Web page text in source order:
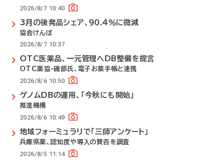
2026/8/7 10:40
3月の後発品シェア、90.4％に微減
協会けんぽ
2026/8/7 10:37
OTC医薬品、一元管理へDB整備を提言
OTC薬協・磯部氏、電子お薬手帳と連携
2026/8/6 10:50
ゲノムDBの運用、「今秋にも開始」
推進機構
2026/8/6 10:49
地域フォーミュラリで「三師アンケート」
兵庫県薬、認知度や導入の賛否を調査
2026/8/5 11:14